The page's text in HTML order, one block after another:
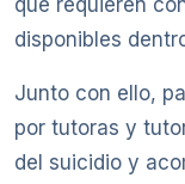
que requieren
disponibles
Junto con ello,
por tutoras y
del suicidio y